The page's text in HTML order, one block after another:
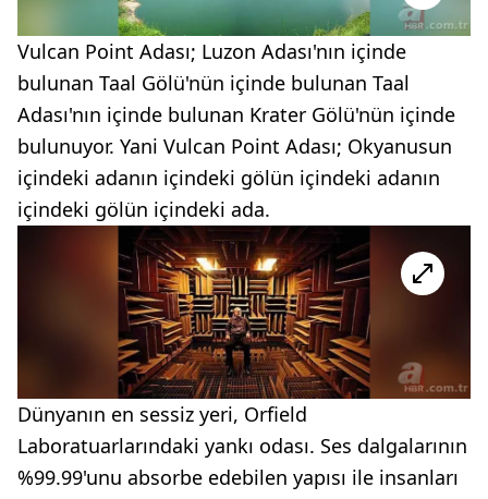
Vulcan Point Adası; Luzon Adası'nın içinde
bulunan Taal Gölü'nün içinde bulunan Taal
Adası'nın içinde bulunan Krater Gölü'nün içinde
bulunuyor. Yani Vulcan Point Adası; Okyanusun
içindeki adanın içindeki gölün içindeki adanın
içindeki gölün içindeki ada.
Dünyanın en sessiz yeri, Orfield
Laboratuarlarındaki yankı odası. Ses dalgalarının
%99.99'unu absorbe edebilen yapısı ile insanları